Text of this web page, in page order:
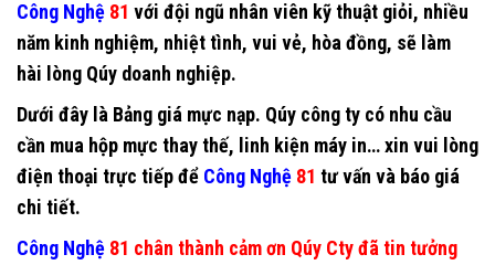
Công Nghệ 81 với đội ngũ nhân viên kỹ thuật giỏi, nhiều
năm kinh nghiệm, nhiệt tình, vui vẻ, hòa đồng, sẽ làm
hài lòng Qúy doanh nghiệp.
Dưới đây là Bảng giá mực nạp. Qúy công ty có nhu cầu
cần mua hộp mực thay thế, linh kiện máy in… xin vui lòng
điện thoại trực tiếp để Công Nghệ 81 tư vấn và báo giá
chi tiết.
Công Nghệ 81 chân thành cảm ơn Qúy Cty đã tin tưởng